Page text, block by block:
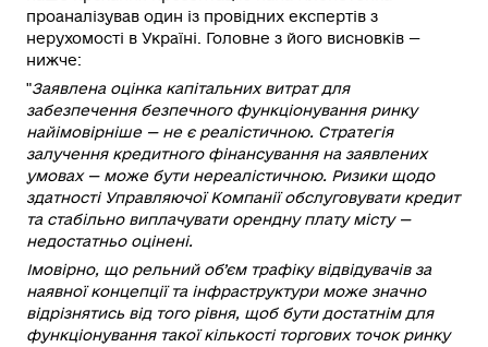
проаналізував один із провідних експертів з
нерухомості в Україні. Головне з його висновків —
нижче:
"Заявлена оцінка капітальних витрат для
забезпечення безпечного функціонування ринку
найімовірніше — не є реалістичною. Стратегія
залучення кредитного фінансування на заявлених
умовах — може бути нереалістичною. Ризики щодо
здатності Управляючої Компанії обслуговувати кредит
та стабільно виплачувати орендну плату місту —
недостатньо оцінені.
Імовірно, що рельний об’єм трафіку відвідувачів за
наявної концепції та інфраструктури може значно
відрізнятись від того рівня, щоб бути достатнім для
функціонування такої кількості торгових точок ринку